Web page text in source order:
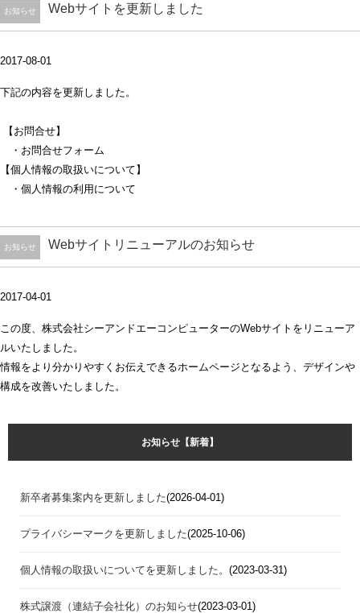
お知らせ Webサイトを更新しました
2017-08-01
下記の内容を更新しました。
【お問合せ】
・お問合せフォーム
【個人情報の取扱いについて】
・個人情報の利用について
お知らせ Webサイトリニューアルのお知らせ
2017-04-01
この度、株式会社シーアンドエーコンピューターのWebサイトをリニューア
ルいたしました。
情報をより分かりやすくお伝えできるホームページとなるよう、デザインや
構成を改善いたしました。
お知らせ【新着】
新卒者募集案内を更新しました(2026-04-01)
プライバシーマークを更新しました(2025-10-06)
個人情報の取扱いについてを更新しました。 (2023-03-31)
株式譲渡（連結子会社化）のお知らせ(2023-03-01)